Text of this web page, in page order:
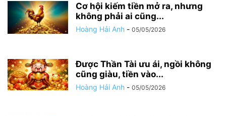
Cơ hội kiếm tiền mở ra, nhưng
không phải ai cũng...
Hoàng Hải Anh - 05/05/2026
Được Thần Tài ưu ái, ngồi không
cũng giàu, tiền vào...
Hoàng Hải Anh - 05/05/2026